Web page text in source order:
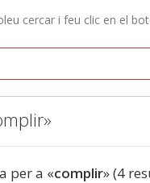
cercar i feu clic en el
per a «complir» (4